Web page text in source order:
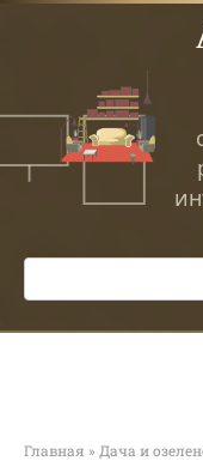
Перейти
Поиск:
Главная » Дача и